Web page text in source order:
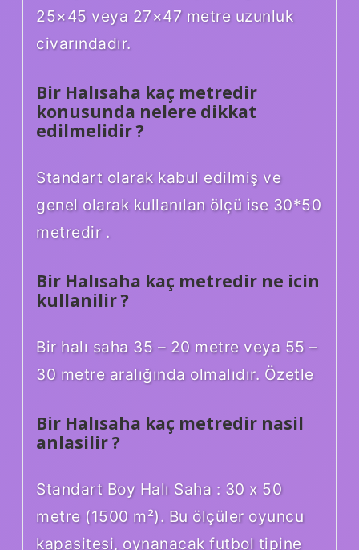
25×45 veya 27×47 metre uzunluk
civarındadır.
Bir Halısaha kaç metredir
konusunda nelere dikkat
edilmelidir ?
Standart olarak kabul edilmiş ve
genel olarak kullanılan ölçü ise 30*50
metredir .
Bir Halısaha kaç metredir ne icin
kullanilir ?
Bir halı saha 35 – 20 metre veya 55 –
30 metre aralığında olmalıdır. Özetle
Bir Halısaha kaç metredir nasil
anlasilir ?
Standart Boy Halı Saha : 30 x 50
metre (1500 m²). Bu ölçüler oyuncu
kapasitesi, oynanacak futbol tipine